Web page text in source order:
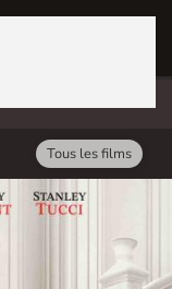
Tous les films